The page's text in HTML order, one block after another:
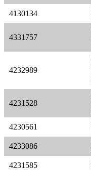
4130134
4331757
4232989
4231528
4230561
4233086
4231585